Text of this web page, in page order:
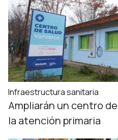
Infraestructura sanitaria
Ampliarán un centro
la atención primaria